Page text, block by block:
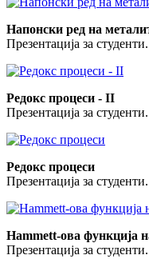
Напонски ред на
Презентација за
Редокс процеси - II
Презентација за
Редокс процеси
Презентација за
Hammett-oва функција
Презентација за